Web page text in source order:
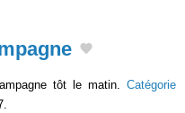
tôt le matin. Catégorie